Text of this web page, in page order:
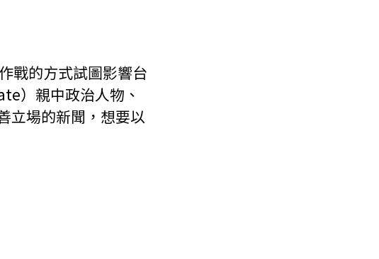
戰的方式試圖影響台
）親中政治人物、
立場的新聞，想要以